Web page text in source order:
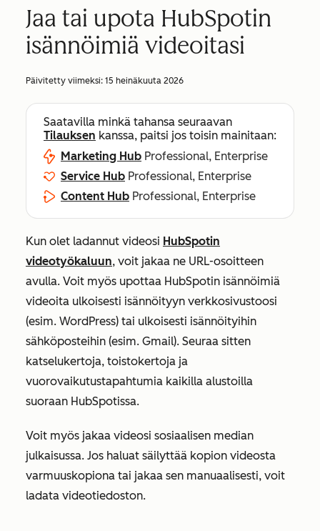
Jaa tai upota HubSpotin
isännöimiä videoitasi
Päivitetty viimeksi: 15 heinäkuuta 2026
Saatavilla minkä tahansa seuraavan
Tilauksen kanssa, paitsi jos toisin mainitaan:
Marketing Hub Professional, Enterprise
Service Hub Professional, Enterprise
Content Hub Professional, Enterprise
Kun olet ladannut videosi HubSpotin
videotyökaluun, voit jakaa ne URL-osoitteen
avulla. Voit myös upottaa HubSpotin isännöimiä
videoita ulkoisesti isännöityyn verkkosivustoosi
(esim. WordPress) tai ulkoisesti isännöityihin
sähköposteihin (esim. Gmail). Seuraa sitten
katselukertoja, toistokertoja ja
vuorovaikutustapahtumia kaikilla alustoilla
suoraan HubSpotissa.
Voit myös jakaa videosi sosiaalisen median
julkaisussa. Jos haluat säilyttää kopion videosta
varmuuskopiona tai jakaa sen manuaalisesti, voit
ladata videotiedoston.